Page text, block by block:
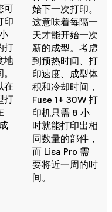
可
印
打
地
在
打
始下一次打印。
这意味着每隔一
天才能开始一次
新的成型。考虑
到预热时间、打
印速度、成型体
积和冷却时间，
Fuse 1+ 30W 打
印机只需 8 小
时就能打印出相
同数量的部件，
而 Lisa Pro 需
要将近一周的时
间。